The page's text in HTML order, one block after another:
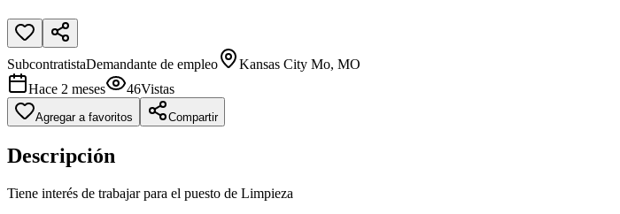
SubcontratistaDemandante de empleo
Kansas City Mo, MO
Hace 2 meses
46Vistas
Agregar a favoritos Compartir
Descripción
Tiene interés de trabajar para el puesto de Limpieza